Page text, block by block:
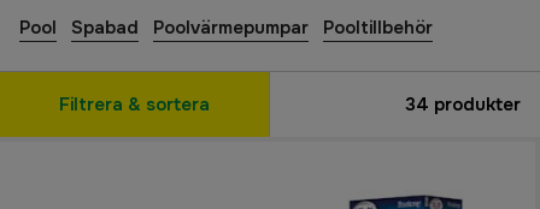
Pool Spabad Poolvärmepumpar Pooltillbehör
Filtrera & sortera 34 produkter